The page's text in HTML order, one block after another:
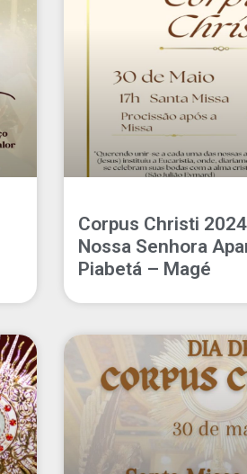
Corpus Christi
Nossa Senhora
Piabetá – Magé